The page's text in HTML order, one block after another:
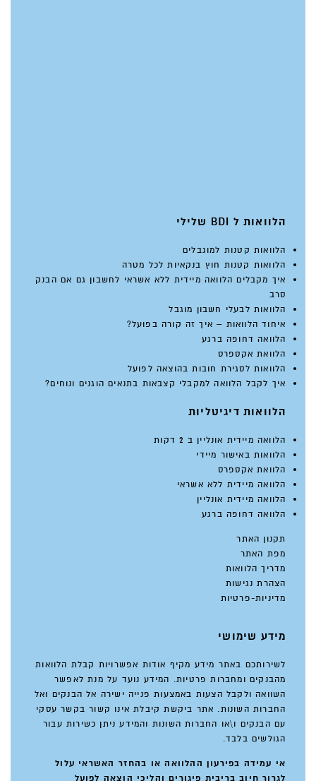
הלוואות ל BDI שלילי
הלוואות קטנות למוגבלים
הלוואות קטנות חוץ בנקאיות לכל מטרה
איך מקבלים הלוואה מיידית ללא אשראי לחשבון גם אם הבנק
סרב
הלוואות לבעלי חשבון מוגבל
איחוד הלוואות – איך זה קורה בפועל?
הלוואה דחופה ברגע
הלוואת אקספרס
הלוואות לסגירת חובות בהוצאה לפועל
איך לקבל הלוואה למקבלי קצבאות בתנאים הוגנים ונוחים?
הלוואות דיגיטליות
הלוואה מיידית אונליין ב 2 דקות
הלוואות באישור מיידי
הלוואת אקספרס
הלוואה מיידית ללא אשראי
הלוואה מיידית אונליין
הלוואה דחופה ברגע
תקנון האתר
מפת האתר
מדריך הלוואות
הצהרת נגישות
מדיניות-פרטיות
מידע שימושי
לשירותכם באתר מידע מקיף אודות אפשרויות קבלת הלוואות
מהבנקים ומחברות פרטיות. המידע נועד על מנת לאפשר
השוואה ולקבל הצעות באמצעות פנייה ישירה אל הבנקים ואל
החברות השונות. אתר ביקשת קיבלת אינו קשור בקשר עסקי
עם הבנקים ו\או החברות השונות והמידע ניתן כשירות עבור
הגולשים בלבד.
אי עמידה בפירעון ההלוואה או בהחזר האשראי עלול
לגרור חיוב בריבית פיגורים והליכי הוצאה לפועל